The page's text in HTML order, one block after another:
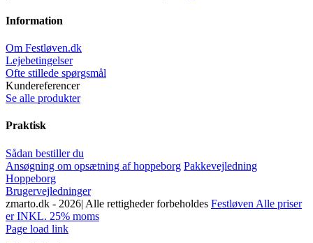
Information
Om Festløven.dk
Lejebetingelser
Ofte stillede spørgsmål
Kundereferencer
Se alle produkter
Praktisk
Sådan bestiller du
Ansøgning om opsætning af hoppeborg Pakkevejledning
Hoppeborg
Brugervejledninger
zmarto.dk - 2026| Alle rettigheder forbeholdes Festløven Alle priser
er INKL. 25% moms
Facebook
Instagram
YouTube
Page load link